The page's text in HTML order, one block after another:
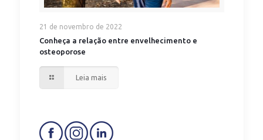
21 de novembro de 2022
Conheça a relação entre envelhecimento e
osteoporose
Leia mais